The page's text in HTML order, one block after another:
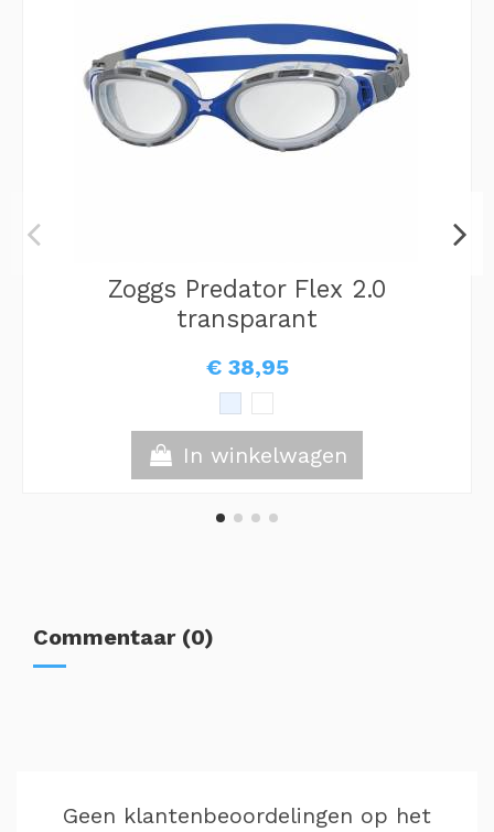
Zoggs Predator Flex 2.0
transparant
€ 38,95
In winkelwagen
Commentaar (0)
Geen klantenbeoordelingen op het